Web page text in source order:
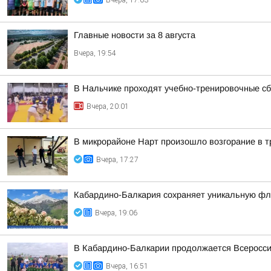
Главные новости за 8 августа
Вчера, 19:54
В Нальчике проходят учебно-тренировочные
Вчера, 20:01
В микрорайоне Нарт произошло возгорание в
Вчера, 17:27
Кабардино-Балкария сохраняет уникальную
Вчера, 19:06
В Кабардино-Балкарии продолжается
Вчера, 16:51